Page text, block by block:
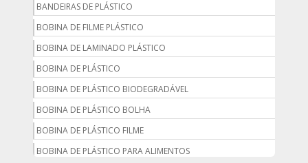
BANDEIRAS DE PLÁSTICO
BOBINA DE FILME PLÁSTICO
BOBINA DE LAMINADO PLÁSTICO
BOBINA DE PLÁSTICO
BOBINA DE PLÁSTICO BIODEGRADÁVEL
BOBINA DE PLÁSTICO BOLHA
BOBINA DE PLÁSTICO FILME
BOBINA DE PLÁSTICO PARA ALIMENTOS